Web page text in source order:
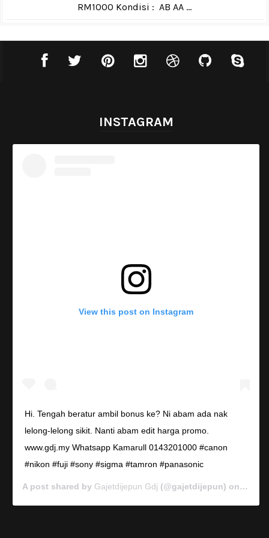
RM1000 Kondisi : AB AA ...
INSTAGRAM
View this post on Instagram
Hi. Tengah beratur ambil bonus ke? Ni abam ada nak
lelong-lelong sikit. Nanti abam edit harga promo.
www.gdj.my Whatsapp Kamarull 0143201000 #canon
#nikon #fuji #sony #sigma #tamron #panasonic
A post shared by Gajetdijepun Gdj (@gajetdijepun) on Jan 7,